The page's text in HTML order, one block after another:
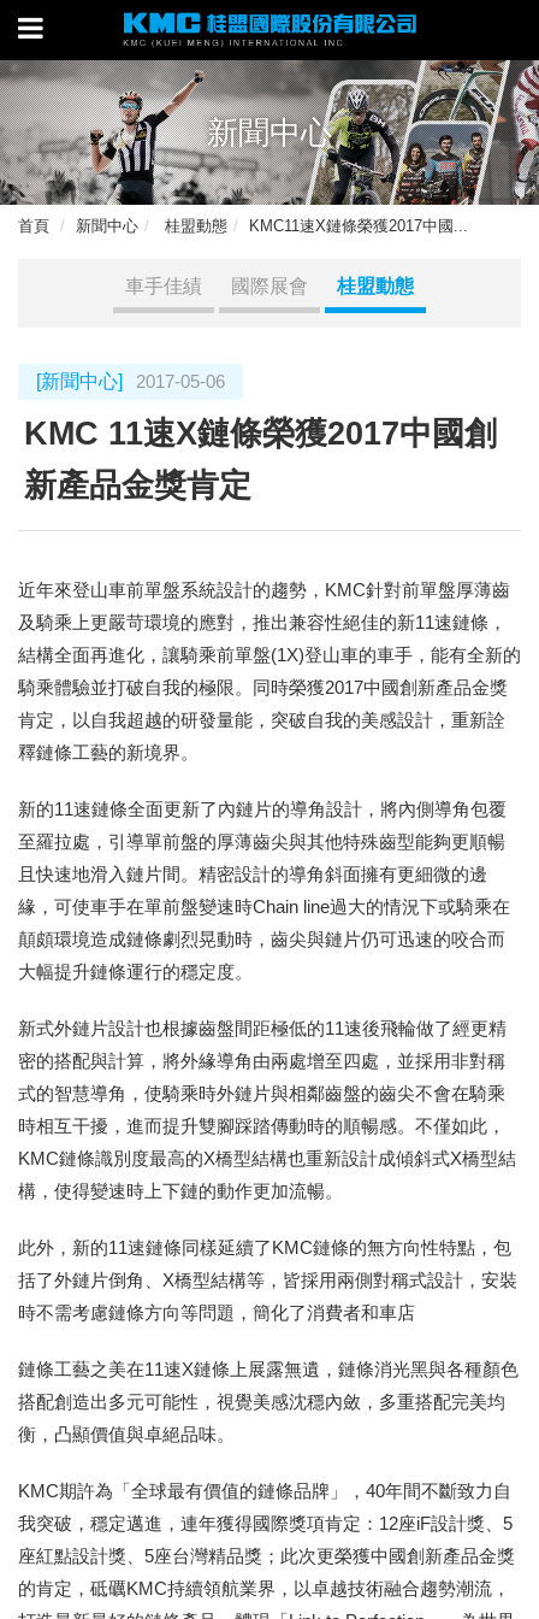
新聞中心
首頁 新聞中心 桂盟動態 KMC11速X鏈條榮獲2017中國...
車手佳績 國際展會 桂盟動態
[新聞中心] 2017-05-06
KMC 11速X鏈條榮獲2017中國創
新產品金獎肯定
近年來登山車前單盤系統設計的趨勢，KMC針對前單盤厚薄齒
及騎乘上更嚴苛環境的應對，推出兼容性絕佳的新11速鏈條，
結構全面再進化，讓騎乘前單盤(1X)登山車的車手，能有全新的
騎乘體驗並打破自我的極限。同時榮獲2017中國創新產品金獎
肯定，以自我超越的研發量能，突破自我的美感設計，重新詮
釋鏈條工藝的新境界。
新的11速鏈條全面更新了內鏈片的導角設計，將內側導角包覆
至羅拉處，引導單前盤的厚薄齒尖與其他特殊齒型能夠更順暢
且快速地滑入鏈片間。精密設計的導角斜面擁有更細微的邊
緣，可使車手在單前盤變速時Chain line過大的情況下或騎乘在
顛頗環境造成鏈條劇烈晃動時，齒尖與鏈片仍可迅速的咬合而
大幅提升鏈條運行的穩定度。
新式外鏈片設計也根據齒盤間距極低的11速後飛輪做了經更精
密的搭配與計算，將外緣導角由兩處增至四處，並採用非對稱
式的智慧導角，使騎乘時外鏈片與相鄰齒盤的齒尖不會在騎乘
時相互干擾，進而提升雙腳踩踏傳動時的順暢感。不僅如此，
KMC鏈條識別度最高的X橋型結構也重新設計成傾斜式X橋型結
構，使得變速時上下鏈的動作更加流暢。
此外，新的11速鏈條同樣延續了KMC鏈條的無方向性特點，包
括了外鏈片倒角、X橋型結構等，皆採用兩側對稱式設計，安裝
時不需考慮鏈條方向等問題，簡化了消費者和車店
鏈條工藝之美在11速X鏈條上展露無遺，鏈條消光黑與各種顏色
搭配創造出多元可能性，視覺美感沈穩內斂，多重搭配完美均
衡，凸顯價值與卓絕品味。
KMC期許為「全球最有價值的鏈條品牌」，40年間不斷致力自
我突破，穩定邁進，連年獲得國際獎項肯定：12座iF設計獎、5
座紅點設計獎、5座台灣精品獎；此次更榮獲中國創新產品金獎
的肯定，砥礪KMC持續領航業界，以卓越技術融合趨勢潮流，